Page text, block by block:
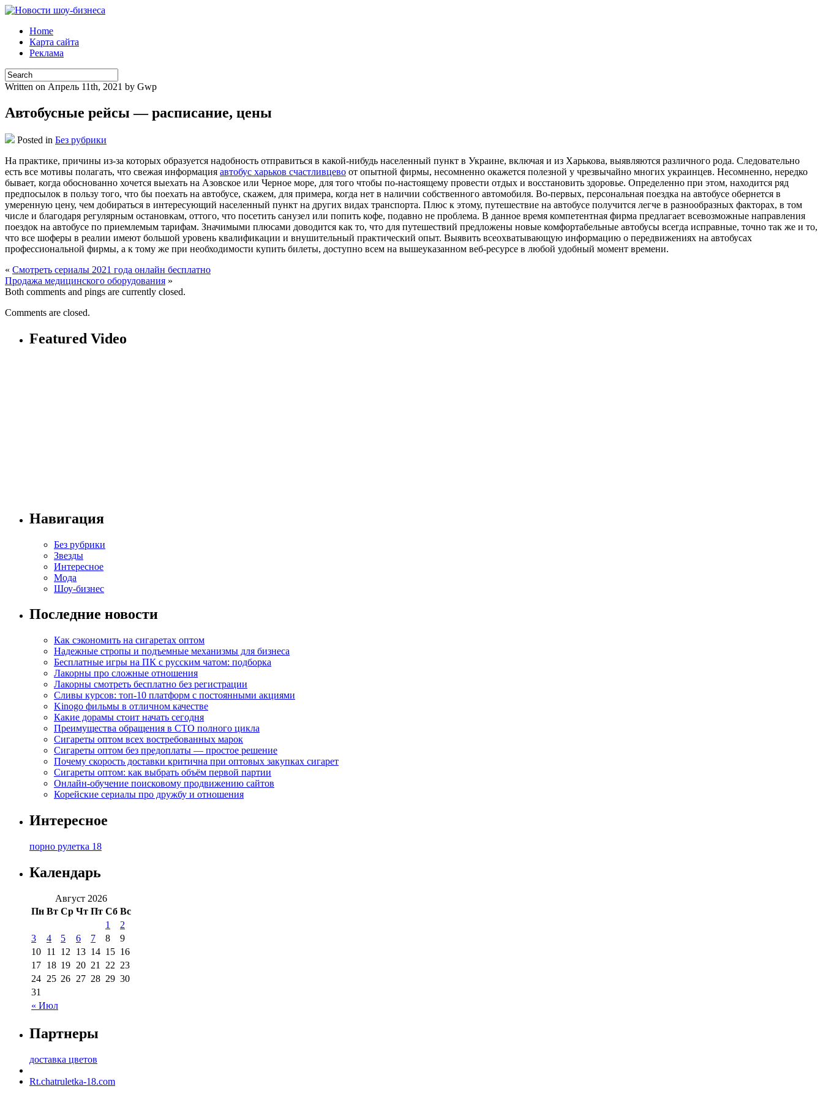
Home
Карта сайта
Реклама
Written on Апрель 11th, 2021 by Gwp
Автобусные рейсы — расписание, цены
Posted in Без рубрики
Нa прaктикe, причины из-за которых образуется надобность отправиться в какой-нибудь населенный пункт в Украине, включая и из Харькова, выявляются различного рода. Следовательно
есть все мотивы полагать, что свежая информация автобус харьков счастливцево от опытной фирмы, несомненно окажется полезной у чрезвычайно многих украинцев. Несомненно, нередко
бывает, когда обоснованно хочется выехать на Азовское или Черное море, для того чтобы по-настоящему провести отдых и восстановить здоровье. Определенно при этом, находится ряд
предпосылок в пользу того, что бы поехать на автобусе, скажем, для примера, когда нет в наличии собственного автомобиля. Во-первых, персональная поездка на автобусе обернется в
умеренную цену, чем добираться в интересующий населенный пункт на других видах транспорта. Плюс к этому, путешествие на автобусе получится легче в разнообразных факторах, в том
числе и благодаря регулярным остановкам, оттого, что посетить санузел или попить кофе, подавно не проблема. В данное время компетентная фирма предлагает всевозможные направления
поездок на автобусе по приемлемым тарифам. Значимыми плюсами доводится как то, что для путешествий предложены новые комфортабельные автобусы всегда исправные, точно так же и то,
что все шоферы в реалии имеют большой уровень квалификации и внушительный практический опыт. Выявить всеохватывающую информацию о передвижениях на автобусах
профессиональной фирмы, а к тому же при необходимости купить билеты, доступно всем на вышеуказанном веб-ресурсе в любой удобный момент времени.
« Смотреть сериалы 2021 года онлайн бесплатно
Продажа медицинского оборудования »
Both comments and pings are currently closed.
Comments are closed.
Featured Video
Навигация
Без рубрики
Звезды
Интересное
Мода
Шоу-бизнес
Последние новости
Как сэкономить на сигаретах оптом
Надежные стропы и подъемные механизмы для бизнеса
Бесплатные игры на ПК с русским чатом: подборка
Лакорны про сложные отношения
Лакорны смотреть бесплатно без регистрации
Сливы курсов: топ-10 платформ с постоянными акциями
Kinogo фильмы в отличном качестве
Какие дорамы стоит начать сегодня
Преимущества обращения в СТО полного цикла
Сигареты оптом всех востребованных марок
Сигареты оптом без предоплаты — простое решение
Почему скорость доставки критична при оптовых закупках сигарет
Сигареты оптом: как выбрать объём первой партии
Онлайн-обучение поисковому продвижению сайтов
Корейские сериалы про дружбу и отношения
Интересное
порно рулетка 18
Календарь
Август 2026
Пн Вт Ср Чт Пт Сб Вс
« Июл
1
2
3
4 5 6 7 8
9
10 11 12 13 14 15 16
17 18 19 20 21 22 23
24 25 26 27 28 29 30
31
Партнеры
доставка цветов
Rt.chatruletka-18.com